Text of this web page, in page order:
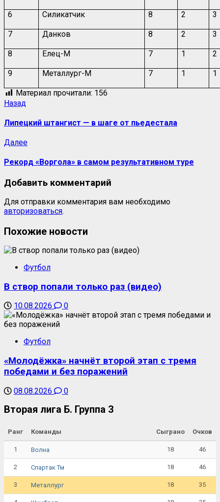
6 Силикатчик 8 2 3
7 Данков 8 2 3
8 Елец-М 7 1 2
9 Металлург-М 7 1 1
Материал прочитали: 156
Назад
Липецкий штангист — в шаге от пьедестала
Далее
Рекорд «Воргола» в самом результативном туре
Добавить комментарий
Для отправки комментария вам необходимо
авторизоваться.
Похожие новости
Футбол
В створ попали только раз (видео)
10.08.2026 0
Футбол
«Молодёжка» начнёт второй этап с тремя
победами и без поражений
08.08.2026 0
Вторая лига Б. Группа 3
Ранг Команды Сыграно Очков
1 Волна 18 46
2 Спартак Тм 18 46
3 Металлург 18 35